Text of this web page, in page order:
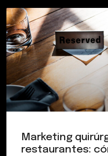
Marketing
restaurantes: